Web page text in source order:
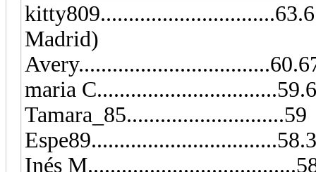
Madrid)
maria
Tamara_85............................59
Inés